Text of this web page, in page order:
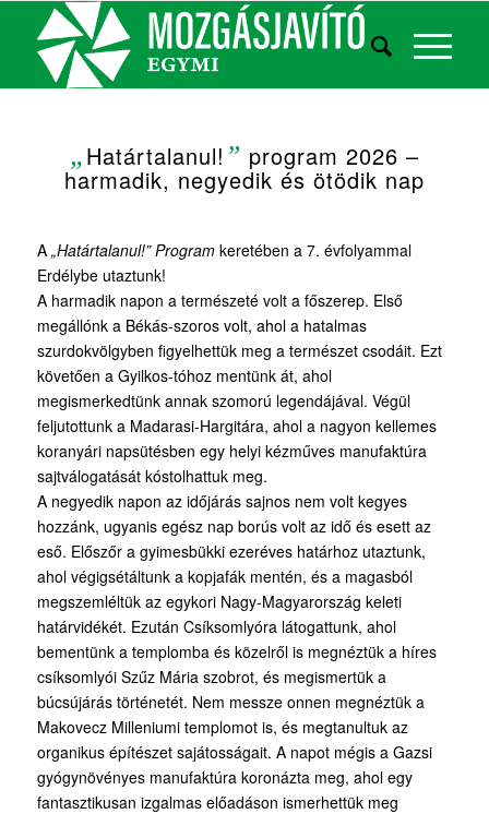
„Határtalanul! ” program 2026 –
harmadik, negyedik és ötödik nap
A „Határtalanul!” Programkeretében a 7. évfolyammal
Erdélybe utaztunk!
A harmadik napon a természeté volt a főszerep. Első
megállónk a Békás-szoros volt, ahol a hatalmas
szurdokvölgyben figyelhettük meg a természet csodáit. Ezt
követően a Gyilkos-tóhoz mentünk át, ahol
megismerkedtünk annak szomorú legendájával. Végül
feljutottunk a Madarasi-Hargitára, ahol a nagyon kellemes
koranyári napsütésben egy helyi kézműves manufaktúra
sajtválogatását kóstolhattuk meg.
A negyedik napon az időjárás sajnos nem volt kegyes
hozzánk, ugyanis egész nap borús volt az idő és esett az
eső. Előszőr a gyimesbükki ezeréves határhoz utaztunk,
ahol végigsétáltunk a kopjafák mentén, és a magasból
megszemléltük az egykori Nagy-Magyarország keleti
határvidékét. Ezután Csíksomlyóra látogattunk, ahol
bementünk a templomba és közelről is megnéztük a híres
csíksomlyói Szűz Mária szobrot, és megismertük a
búcsújárás történetét. Nem messze onnen megnéztük a
Makovecz Milleniumi templomot is, és megtanultuk az
organikus építészet sajátosságait. A napot mégis a Gazsi
gyógynövényes manufaktúra koronázta meg, ahol egy
fantasztikusan izgalmas előadáson ismerhettük meg